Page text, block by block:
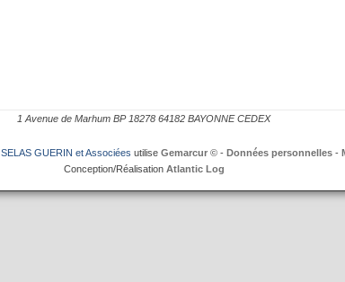
1 Avenue de Marhum BP 18278 64182 BAYONNE CEDEX
SELAS GUERIN et Associées utilise Gemarcur © - Données personnelles -
Conception/Réalisation Atlantic Log